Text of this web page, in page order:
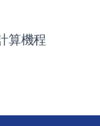
算機程